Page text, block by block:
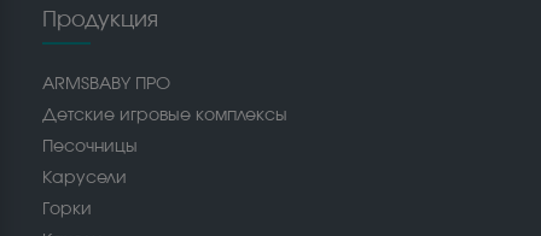
Продукция
ARMSBABY ПРО
Детские игровые комплексы
Песочницы
Карусели
Горки